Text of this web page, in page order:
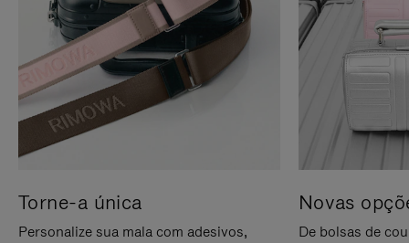
Torne-a única
Personalize sua mala com adesivos,
Novas
De bolsas de